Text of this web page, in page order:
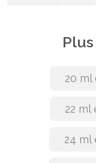
20 ml
22 ml
24 ml